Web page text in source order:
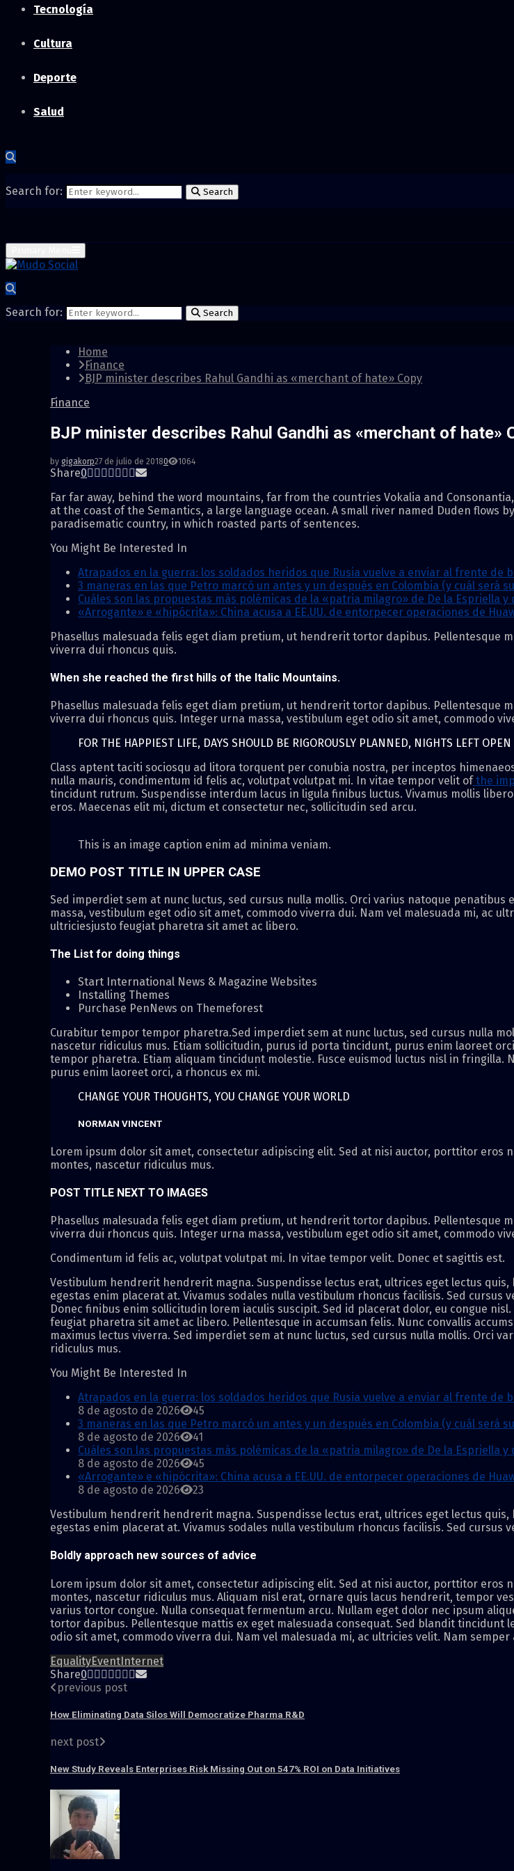
Tecnología
Cultura
Deporte
Salud
Search for: Search
Search for: Search
Home
Finance
BJP minister describes Rahul Gandhi as «merchant of hate» Copy
Finance
BJP minister describes Rahul Gandhi as «merchant of hate»
by gigakorp27 de julio de 20180 1064
Share0
Far far away, behind the word mountains, far from the countries Vokalia and
at the coast of the Semantics, a large language ocean. A small river named Duden flows
paradisematic country, in which roasted parts of sentences.
You Might Be Interested In
Atrapados en la guerra: los soldados heridos que Rusia vuelve a enviar al frente de
3 maneras en las que Petro marcó un antes y un después en Colombia (y cuál será
Cuáles son las propuestas más polémicas de la «patria milagro» de De la Espriella
«Arrogante» e «hipócrita»: China acusa a EE.UU. de entorpecer operaciones de
Phasellus malesuada felis eget diam pretium, ut hendrerit tortor dapibus. Pellentesque
viverra dui rhoncus quis.
When she reached the first hills of the Italic Mountains.
Phasellus malesuada felis eget diam pretium, ut hendrerit tortor dapibus. Pellentesque
viverra dui rhoncus quis. Integer urna massa, vestibulum eget odio sit amet, commodo
FOR THE HAPPIEST LIFE, DAYS SHOULD BE RIGOROUSLY PLANNED, NIGHTS LEFT OPEN
Class aptent taciti sociosqu ad litora torquent per conubia nostra, per inceptos
nulla mauris, condimentum id felis ac, volutpat volutpat mi. In vitae tempor velit ofthe
tincidunt rutrum. Suspendisse interdum lacus in ligula finibus luctus. Vivamus mollis
eros. Maecenas elit mi, dictum et consectetur nec, sollicitudin sed arcu.
This is an image caption enim ad minima veniam.
DEMO POST TITLE IN UPPER CASE
Sed imperdiet sem at nunc luctus, sed cursus nulla mollis. Orci varius natoque
massa, vestibulum eget odio sit amet, commodo viverra dui. Nam vel malesuada mi, ac
ultriciesjusto feugiat pharetra sit amet ac libero.
The List for doing things
Start International News & Magazine Websites
Installing Themes
Purchase PenNews on Themeforest
Curabitur tempor tempor pharetra.Sed imperdiet sem at nunc luctus, sed cursus nulla
nascetur ridiculus mus. Etiam sollicitudin, purus id porta tincidunt, purus enim laoreet
tempor pharetra. Etiam aliquam tincidunt molestie. Fusce euismod luctus nisl in
purus enim laoreet orci, a rhoncus ex mi.
CHANGE YOUR THOUGHTS, YOU CHANGE YOUR WORLD
NORMAN VINCENT
Lorem ipsum dolor sit amet, consectetur adipiscing elit. Sed at nisi auctor, porttitor
montes, nascetur ridiculus mus.
POST TITLE NEXT TO IMAGES
Phasellus malesuada felis eget diam pretium, ut hendrerit tortor dapibus. Pellentesque
viverra dui rhoncus quis. Integer urna massa, vestibulum eget odio sit amet, commodo
Condimentum id felis ac, volutpat volutpat mi. In vitae tempor velit. Donec et sagittis est.
Vestibulum hendrerit hendrerit magna. Suspendisse lectus erat, ultrices eget lectus
egestas enim placerat at. Vivamus sodales nulla vestibulum rhoncus facilisis. Sed
Donec finibus enim sollicitudin lorem iaculis suscipit. Sed id placerat dolor, eu congue
feugiat pharetra sit amet ac libero. Pellentesque in accumsan felis. Nunc convallis
maximus lectus viverra. Sed imperdiet sem at nunc luctus, sed cursus nulla mollis. Orci
ridiculus mus.
You Might Be Interested In
Atrapados en la guerra: los soldados heridos que Rusia vuelve a enviar al frente de
8 de agosto de 2026
45
3 maneras en las que Petro marcó un antes y un después en Colombia (y cuál será
8 de agosto de 2026
41
Cuáles son las propuestas más polémicas de la «patria milagro» de De la Espriella
8 de agosto de 2026
45
«Arrogante» e «hipócrita»: China acusa a EE.UU. de entorpecer operaciones de
8 de agosto de 2026
23
Vestibulum hendrerit hendrerit magna. Suspendisse lectus erat, ultrices eget lectus
egestas enim placerat at. Vivamus sodales nulla vestibulum rhoncus facilisis. Sed
Boldly approach new sources of advice
Lorem ipsum dolor sit amet, consectetur adipiscing elit. Sed at nisi auctor, porttitor
montes, nascetur ridiculus mus. Aliquam nisl erat, ornare quis lacus hendrerit, tempor
varius tortor congue. Nulla consequat fermentum arcu. Nullam eget dolor nec ipsum
tortor dapibus. Pellentesque mattis ex eget malesuada consequat. Sed blandit tincidunt
odio sit amet, commodo viverra dui. Nam vel malesuada mi, ac ultricies velit. Nam
EqualityEventInternet
Share0
previous post
How Eliminating Data Silos Will Democratize Pharma R&D
next post
New Study Reveals Enterprises Risk Missing Out on 547% ROI on Data Initiatives